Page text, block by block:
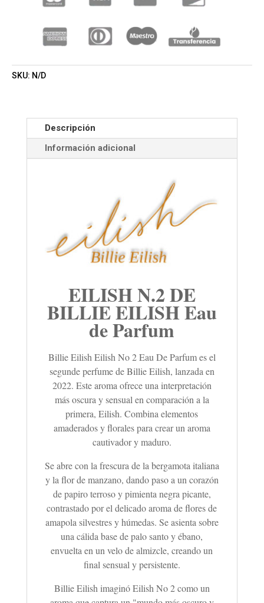
PARFUM
(UNISEX)
SKU: N/D
Descripción
Información adicional
EILISH N.2 DE
BILLIE EILISH Eau
de Parfum
Billie Eilish Eilish No 2 Eau De Parfum es el
segunde perfume de Billie Eilish, lanzada en
2022. Este aroma ofrece una interpretación
más oscura y sensual en comparación a la
primera, Eilish. Combina elementos
amaderados y florales para crear un aroma
cautivador y maduro.
Se abre con la frescura de la bergamota italiana
y la flor de manzano, dando paso a un corazón
de papiro terroso y pimienta negra picante,
contrastado por el delicado aroma de flores de
amapola silvestres y húmedas. Se asienta sobre
una cálida base de palo santo y ébano,
envuelta en un velo de almizcle, creando un
final sensual y persistente.
Billie Eilish imaginó Eilish No 2 como un